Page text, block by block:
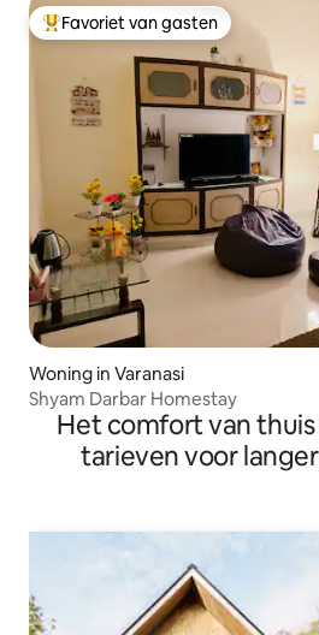
Topfavoriet van gasten
Favoriet van gasten
Woning in Varanasi
Shyam Darbar Homestay
Het comfort van
tarieven voor